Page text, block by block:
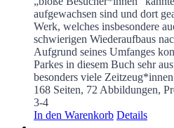
aufgewachsen sind und dort
Werk, welches insbesondere
schwierigen Wiederaufbaus
Aufgrund seines Umfanges
Parkes in diesem Buch sehr
besonders viele
168 Seiten, 72 Abbildungen,
3-4
In den Warenkorb Details